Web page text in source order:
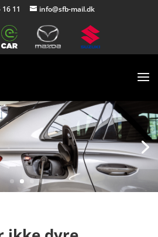
16 11 info@sfb-mail.dk